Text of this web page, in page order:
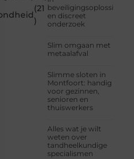
(21
)
beveiligingsoplossingen
en discreet
onderzoek
Slim omgaan met
metaalafval
Slimme sloten in
Montfoort: handig
voor gezinnen,
senioren en
thuiswerkers
Alles wat je wilt
weten over
tandheelkundige
specialismen